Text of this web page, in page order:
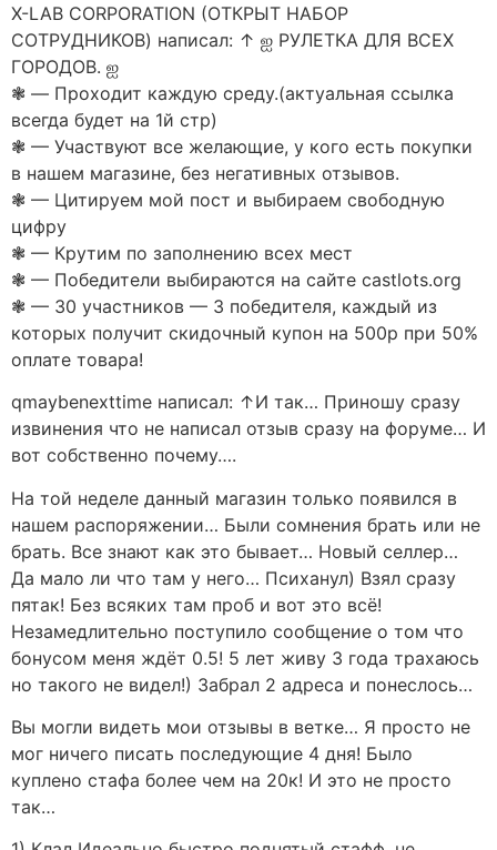
X-LAB CORPORATION (ОТКРЫТ НАБОР
СОТРУДНИКОВ) написал: ↑ ஐ РУЛЕТКА ДЛЯ ВСЕХ
ГОРОДОВ. ஐ
❃ — Проходит каждую среду.(актуальная ссылка
всегда будет на 1й стр)
❃ — Участвуют все желающие, у кого есть покупки
в нашем магазине, без негативных отзывов.
❃ — Цитируем мой пост и выбираем свободную
цифру
❃ — Крутим по заполнению всех мест
❃ — Победители выбираются на сайте castlots.org
❃ — 30 участников — 3 победителя, каждый из
которых получит скидочный купон на 500р при 50%
оплате товара!
qmaybenexttime написал: ↑И так… Приношу сразу
извинения что не написал отзыв сразу на форуме… И
вот собственно почему….
На той неделе данный магазин только появился в
нашем распоряжении… Были сомнения брать или не
брать. Все знают как это бывает… Новый селлер…
Да мало ли что там у него… Психанул) Взял сразу
пятак! Без всяких там проб и вот это всё!
Незамедлительно поступило сообщение о том что
бонусом меня ждёт 0.5! 5 лет живу 3 года трахаюсь
но такого не видел!) Забрал 2 адреса и понеслось…
Вы могли видеть мои отзывы в ветке… Я просто не
мог ничего писать последующие 4 дня! Было
куплено стафа более чем на 20к! И это не просто
так…